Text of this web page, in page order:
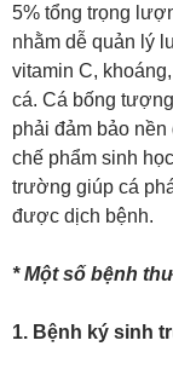
5% tổng trọng
nhằm dễ quản lý
vitamin C,
cá. Cá bống
phải đảm bảo
chế phẩm sinh
trường giúp cá
được dịch bệnh.
* Một số bệnh
1. Bệnh ký sinh